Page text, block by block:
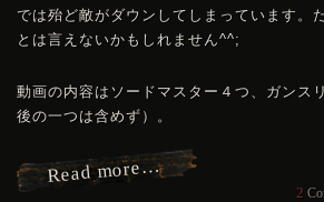
では殆ど敵がダウンしてしまっています。
とは言えないかもしれません^^;
動画の内容はソードマスター４つ、ガンス
後の一つは含めず）。
Read more…
2